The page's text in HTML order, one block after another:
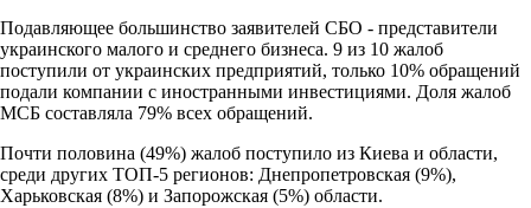
Подавляющее большинство заявителей СБО - представители
украинского малого и среднего бизнеса. 9 из 10 жалоб
поступили от украинских предприятий, только 10% обращений
подали компании с иностранными инвестициями. Доля жалоб
МСБ составляла 79% всех обращений.
Почти половина (49%) жалоб поступило из Киева и области,
среди других ТОП-5 регионов: Днепропетровская (9%),
Харьковская (8%) и Запорожская (5%) области.